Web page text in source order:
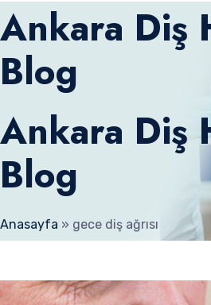
Ankara Diş
Blog
Ankara Diş
Blog
Anasayfa » gece diş ağrısı